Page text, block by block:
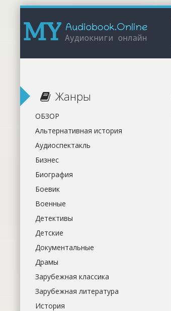
Жанры
ОБЗОР
Альтернативная история
Аудиоспектакль
Бизнес
Биография
Боевик
Военные
Детективы
Детские
Документальные
Драмы
Зарубежная классика
Зарубежная литература
История